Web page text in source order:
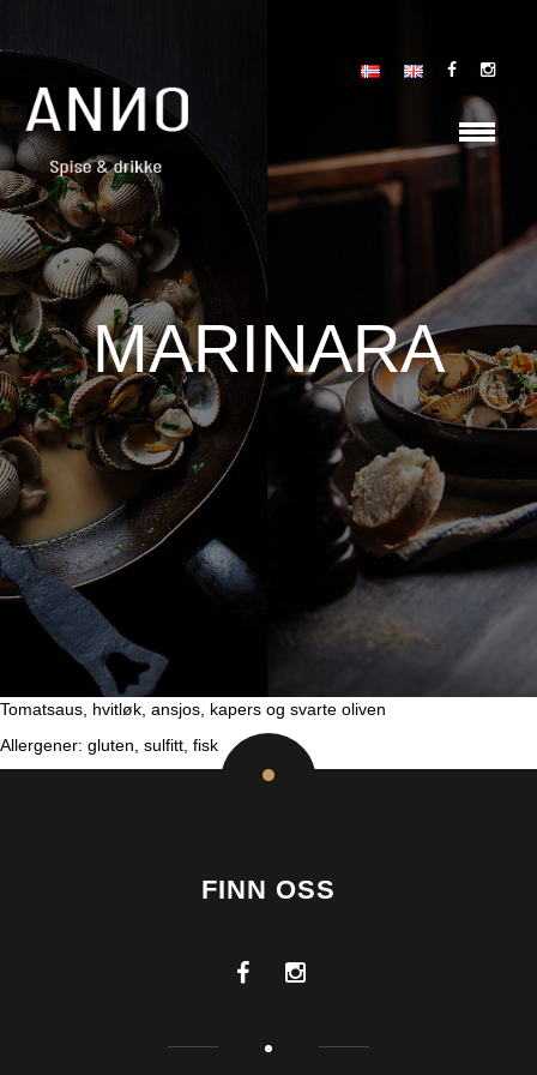
MARINARA
Tomatsaus, hvitløk, ansjos, kapers og svarte oliven
Allergener: gluten, sulfitt, fisk
FINN OSS